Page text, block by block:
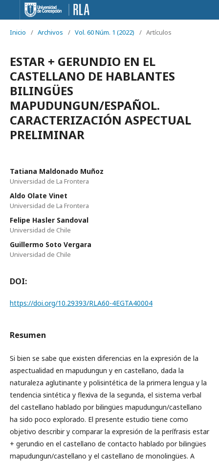
Inicio / Archivos / Vol. 60 Núm. 1 (2022) / Artículos
ESTAR + GERUNDIO EN EL
CASTELLANO DE HABLANTES
BILINGÜES
MAPUDUNGUN/ESPAÑOL.
CARACTERIZACIÓN ASPECTUAL
PRELIMINAR
Tatiana Maldonado Muñoz
Universidad de La Frontera
Aldo Olate Vinet
Universidad de La Frontera
Felipe Hasler Sandoval
Universidad de Chile
Guillermo Soto Vergara
Universidad de Chile
DOI:
https://doi.org/10.29393/RLA60-4EGTA40004
Resumen
Si bien se sabe que existen diferencias en la expresión de la
aspectualidad en mapudungun y en castellano, dada la
naturaleza aglutinante y polisintética de la primera lengua y la
tendencia sintética y flexiva de la segunda, el sistema verbal
del castellano hablado por bilingües mapudungun/castellano
ha sido poco explorado. El presente estudio tiene como
objetivo describir y comparar la expresión de la perífrasis estar
+ gerundio en el castellano de contacto hablado por bilingües
mapudungun/castellano y el castellano de monolingües. A